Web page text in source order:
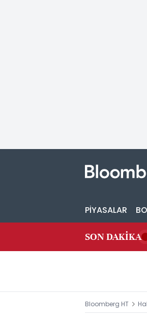
PİYASALAR
SON DAKİKA
Bloomberg HT